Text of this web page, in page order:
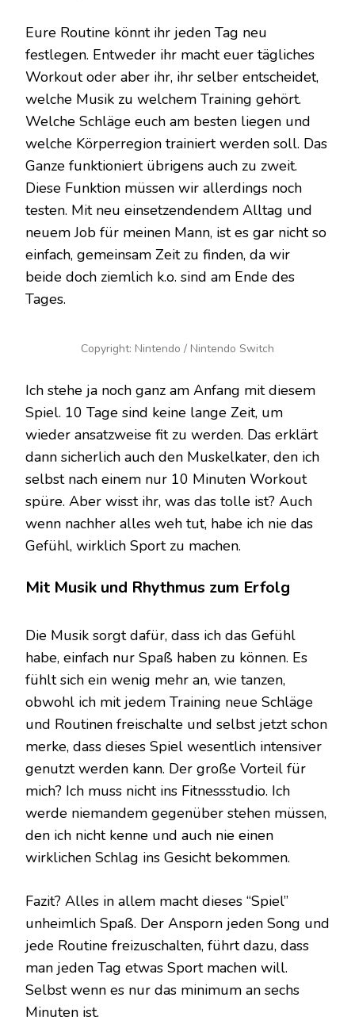
Eure Routine könnt ihr jeden Tag neu
festlegen. Entweder ihr macht euer tägliches
Workout oder aber ihr, ihr selber entscheidet,
welche Musik zu welchem Training gehört.
Welche Schläge euch am besten liegen und
welche Körperregion trainiert werden soll. Das
Ganze funktioniert übrigens auch zu zweit.
Diese Funktion müssen wir allerdings noch
testen. Mit neu einsetzendendem Alltag und
neuem Job für meinen Mann, ist es gar nicht so
einfach, gemeinsam Zeit zu finden, da wir
beide doch ziemlich k.o. sind am Ende des
Tages.
Copyright: Nintendo / Nintendo Switch
Ich stehe ja noch ganz am Anfang mit diesem
Spiel. 10 Tage sind keine lange Zeit, um
wieder ansatzweise fit zu werden. Das erklärt
dann sicherlich auch den Muskelkater, den ich
selbst nach einem nur 10 Minuten Workout
spüre. Aber wisst ihr, was das tolle ist? Auch
wenn nachher alles weh tut, habe ich nie das
Gefühl, wirklich Sport zu machen.
Mit Musik und Rhythmus zum Erfolg
Die Musik sorgt dafür, dass ich das Gefühl
habe, einfach nur Spaß haben zu können. Es
fühlt sich ein wenig mehr an, wie tanzen,
obwohl ich mit jedem Training neue Schläge
und Routinen freischalte und selbst jetzt schon
merke, dass dieses Spiel wesentlich intensiver
genutzt werden kann. Der große Vorteil für
mich? Ich muss nicht ins Fitnessstudio. Ich
werde niemandem gegenüber stehen müssen,
den ich nicht kenne und auch nie einen
wirklichen Schlag ins Gesicht bekommen.
Fazit? Alles in allem macht dieses “Spiel”
unheimlich Spaß. Der Ansporn jeden Song und
jede Routine freizuschalten, führt dazu, dass
man jeden Tag etwas Sport machen will.
Selbst wenn es nur das minimum an sechs
Minuten ist.